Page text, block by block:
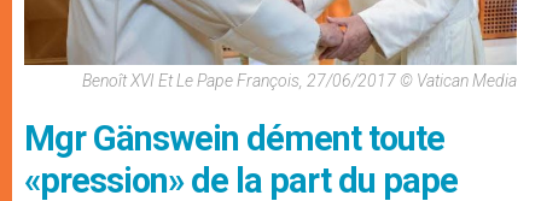
Benoît XVI Et Le Pape François, 27/06/2017 © Vatican Media
Mgr Gänswein dément toute
«pression» de la part du pape